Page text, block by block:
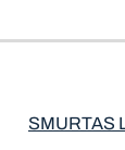
SMURTAS